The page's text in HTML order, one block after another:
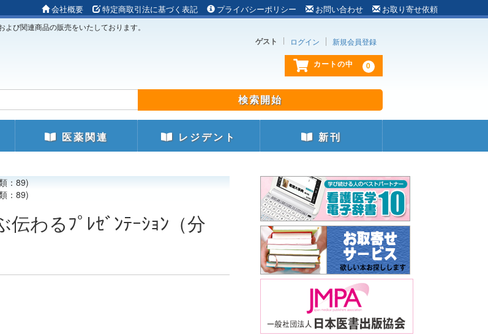
会社概要 特定商取引法に基づく表記 プライバシーポリシー お問い合わせ お取り寄せ依頼
び関連商品の販売をいたしております。
ゲスト ログイン 新規会員登録
カートの中 0
医薬関連 レジデント 新刊
：89)
：89)
わるﾌﾟﾚｾﾞﾝﾃｰｼｮﾝ（分